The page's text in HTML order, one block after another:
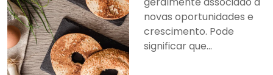
novas oportunidades e
crescimento. Pode
significar que...